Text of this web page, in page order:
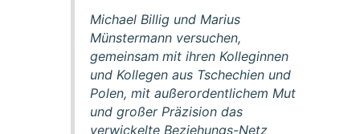
Michael Billig und Marius
Münstermann versuchen,
gemeinsam mit ihren Kolleginnen
und Kollegen aus Tschechien und
Polen, mit außerordentlichem Mut
und großer Präzision das
verwickelte Beziehungs-Netz